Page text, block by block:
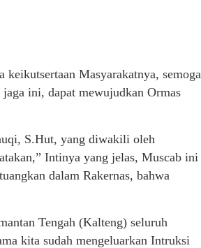
Masyarakatnya, semoga
jaga ini, dapat mewujudkan Ormas
S.Hut, yang diwakili oleh
Intinya yang jelas, Muscab ini
dalam Rakernas, bahwa
Tengah (Kalteng) seluruh
kita sudah mengeluarkan Intruksi